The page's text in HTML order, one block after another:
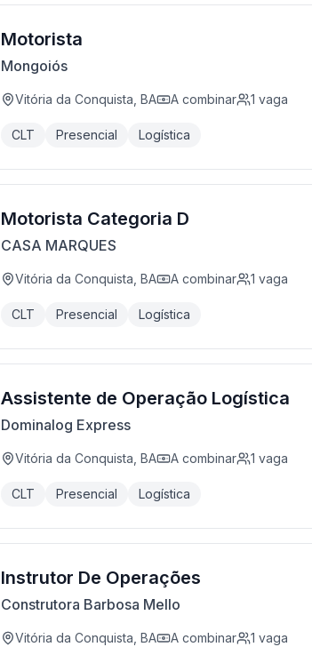
Motorista
Mongoiós
Vitória da Conquista, BA A combinar 1 vaga
CLT Presencial Logística
Motorista Categoria D
CASA MARQUES
Vitória da Conquista, BA A combinar 1 vaga
CLT Presencial Logística
Assistente de Operação Logística
Dominalog Express
Vitória da Conquista, BA A combinar 1 vaga
CLT Presencial Logística
Instrutor De Operações
Construtora Barbosa Mello
Vitória da Conquista, BA A combinar 1 vaga